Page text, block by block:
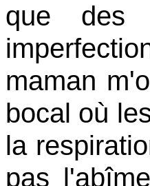
que des
maman
bocal où
la
pas